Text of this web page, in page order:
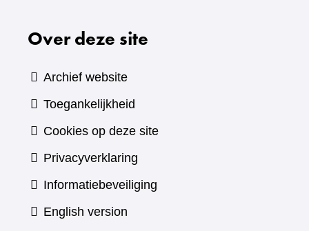
Over deze site
Archief website
Toegankelijkheid
Cookies op deze site
Privacyverklaring
Informatiebeveiliging
English version